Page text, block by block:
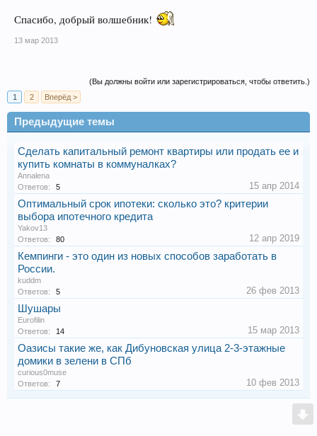
Спасибо, добрый волшебник!
13 мар 2013
(Вы должны войти или зарегистрироваться, чтобы ответить.)
1
2 Вперёд >
Предыдущие темы
Сделать капитальный ремонт квартиры или продать ее и
купить комнаты в коммуналках?
Annalena
Ответов:
5 15 апр 2014
Оптимальный срок ипотеки: сколько это? критерии
выбора ипотечного кредита
Yakov13
Ответов:
80 12 апр 2019
Кемпинги - это один из новых способов заработать в
России.
kuddm
Ответов:
5 26 фев 2013
Шушары
Eurofilin
Ответов:
14 15 мар 2013
Оазисы такие же, как Дибуновская улица 2-3-этажные
домики в зелени в СПб
curious0muse
Ответов:
7 10 фев 2013